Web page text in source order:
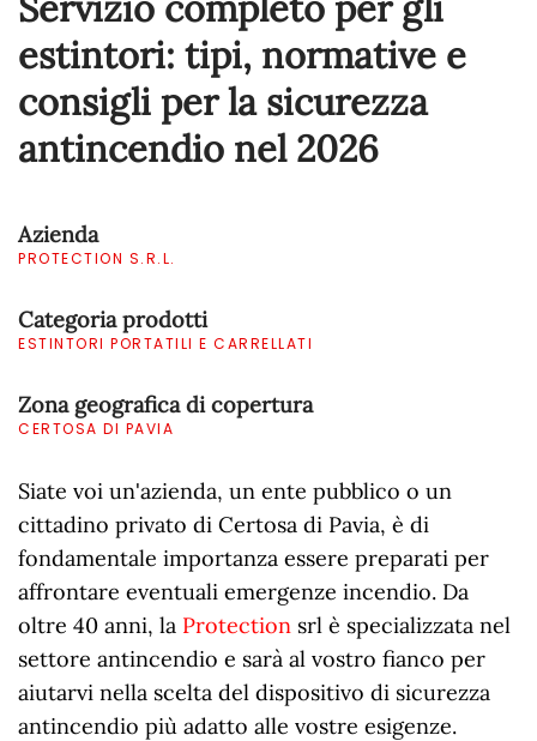
estintori: tipi, normative e
consigli per la sicurezza
antincendio nel 2026
Azienda
PROTECTION S.R.L.
Categoria prodotti
ESTINTORI PORTATILI E CARRELLATI
Zona geografica di copertura
CERTOSA DI PAVIA
Siate voi un'azienda, un ente pubblico o un
cittadino privato di Certosa di Pavia, è di
fondamentale importanza essere preparati per
affrontare eventuali emergenze incendio. Da
oltre 40 anni, la Protection srl è specializzata nel
settore antincendio e sarà al vostro fianco per
aiutarvi nella scelta del dispositivo di sicurezza
antincendio più adatto alle vostre esigenze.